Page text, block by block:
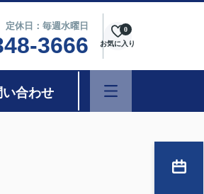
休日：毎週水曜日
3666 お気に入り
0
い合わせ